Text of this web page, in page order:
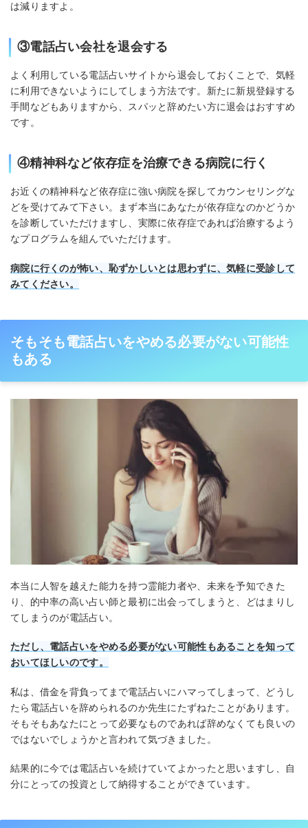
は減りますよ。
③電話占い会社を退会する
よく利用している電話占いサイトから退会しておくことで、気軽
に利用できないようにしてしまう方法です。新たに新規登録する
手間などもありますから、スパッと辞めたい方に退会はおすすめ
です。
④精神科など依存症を治療できる病院に行く
お近くの精神科など依存症に強い病院を探してカウンセリングな
どを受けてみて下さい。まず本当にあなたが依存症なのかどうか
を診断していただけますし、実際に依存症であれば治療するよう
なプログラムを組んでいただけます。
病院に行くのが怖い、恥ずかしいとは思わずに、気軽に受診して
みてください。
そもそも電話占いをやめる必要がない可能性
もある
本当に人智を越えた能力を持つ霊能力者や、未来を予知できた
り、的中率の高い占い師と最初に出会ってしまうと、どはまりし
てしまうのが電話占い。
ただし、電話占いをやめる必要がない可能性もあることを知って
おいてほしいのです。
私は、借金を背負ってまで電話占いにハマってしまって、どうし
たら電話占いを辞められるのか先生にたずねたことがあります。
そもそもあなたにとって必要なものであれば辞めなくても良いの
ではないでしょうかと言われて気づきました。
結果的に今では電話占いを続けていてよかったと思いますし、自
分にとっての投資として納得することができています。